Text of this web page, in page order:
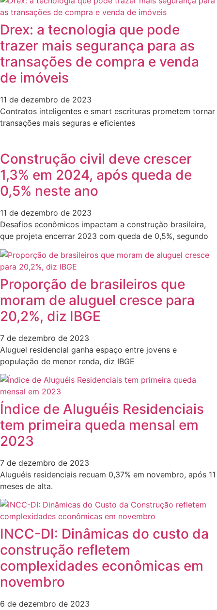
Drex: a tecnologia que pode
trazer mais segurança para as
transações de compra e venda
de imóveis
11 de dezembro de 2023
Contratos inteligentes e smart escrituras prometem tornar
transações mais seguras e eficientes
Construção civil deve crescer
1,3% em 2024, após queda de
0,5% neste ano
11 de dezembro de 2023
Desafios econômicos impactam a construção brasileira,
que projeta encerrar 2023 com queda de 0,5%, segundo
Proporção de brasileiros que
moram de aluguel cresce para
20,2%, diz IBGE
7 de dezembro de 2023
Aluguel residencial ganha espaço entre jovens e
população de menor renda, diz IBGE
Índice de Aluguéis Residenciais
tem primeira queda mensal em
2023
7 de dezembro de 2023
Aluguéis residenciais recuam 0,37% em novembro, após 11
meses de alta.
INCC-DI: Dinâmicas do custo da
construção refletem
complexidades econômicas em
novembro
6 de dezembro de 2023